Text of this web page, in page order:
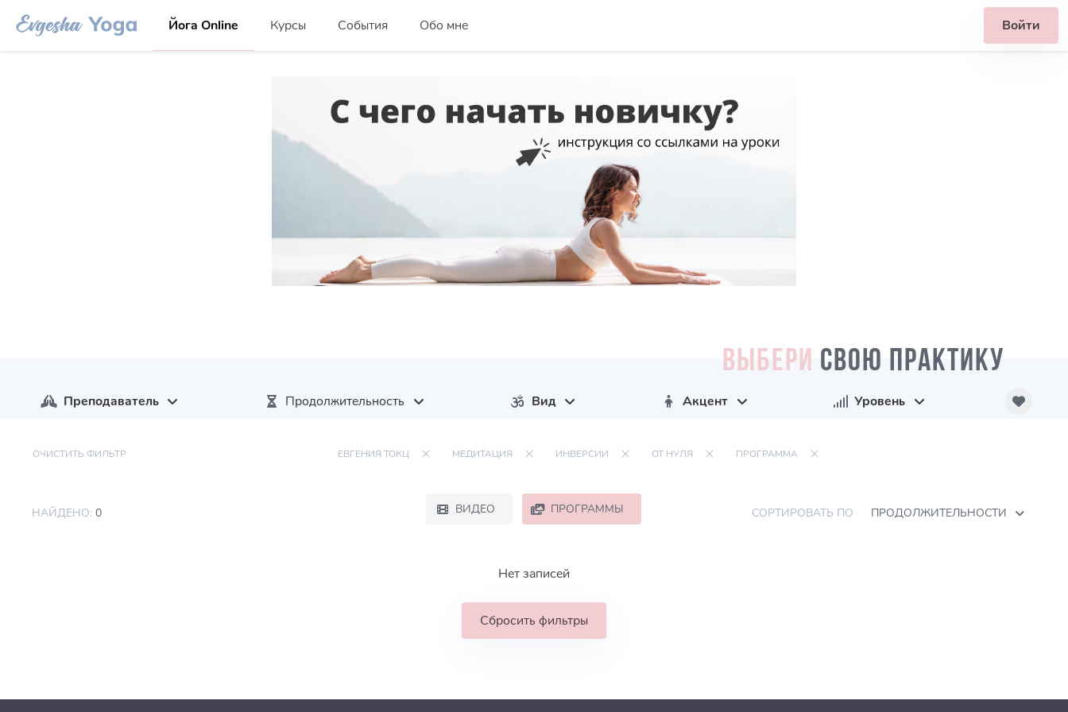
Йога Online Курсы События Обо мне Войти
ВЫБЕРИ СВОЮ ПРАКТИКУ
Преподаватель Продолжительность Вид Акцент Уровень
ОЧИСТИТЬ ФИЛЬТР ЕВГЕНИЯ ТОКЦ МЕДИТАЦИЯ ИНВЕРСИИ ОТ НУЛЯ ПРОГРАММА
НАЙДЕНО: 0 ВИДЕО ПРОГРАММЫ СОРТИРОВАТЬ ПО ПРОДОЛЖИТЕЛЬНОСТИ
Нет записей
Сбросить фильтры